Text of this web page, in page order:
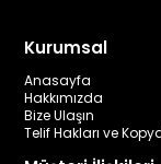
Kurumsal
Anasayfa
Hakkımızda
Bize Ulaşın
Telif Hakları ve